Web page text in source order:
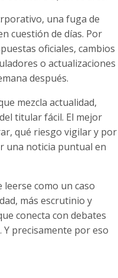
una fuga de
cuestión de días. Por
oficiales, cambios
o actualizaciones
después.
mezcla actualidad,
titular fácil. El mejor
qué riesgo vigilar y por
una noticia puntual en
leerse como un caso
más escrutinio y
conecta con debates
precisamente por eso